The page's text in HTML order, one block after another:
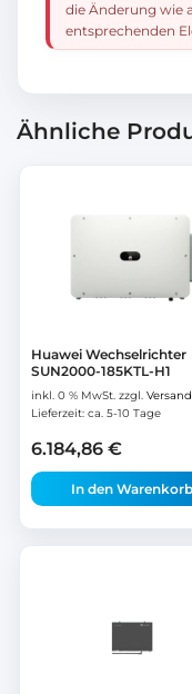
die Änderung wie
entsprechenden
Ähnliche
Huawei Wechselrichter
SUN2000-185KTL-H1
inkl. 0 % MwSt. zzgl.
Lieferzeit: ca. 5-10 Tage
6.184,86 €
In den Warenkorb